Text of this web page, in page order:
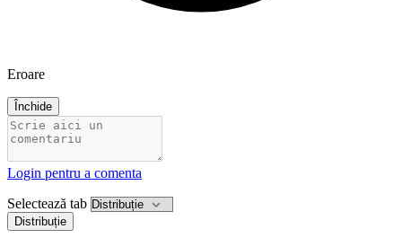
Eroare
Închide
Login pentru a comenta
Selectează tab
Distribuție